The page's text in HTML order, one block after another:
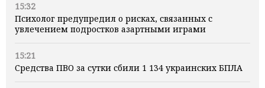
15:32
Психолог предупредил о рисках, связанных с
увлечением подростков азартными играми
15:21
Средства ПВО за сутки сбили 1 134 украинских БПЛА